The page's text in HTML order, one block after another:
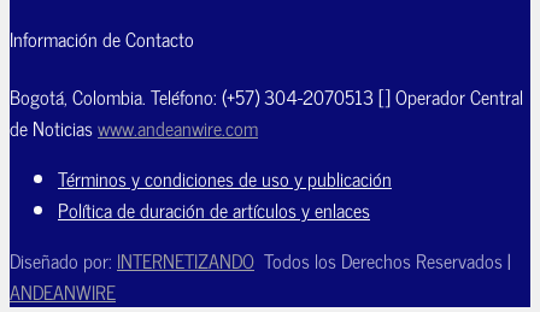
Información de Contacto
Bogotá, Colombia. Teléfono: (+57) 304-2070513 [] Operador Central
de Noticiaswww.andeanwire.com
Términos y condiciones de uso y publicación
Política de duración de artículos y enlaces
Diseñado por: INTERNETIZANDO Todos los Derechos Reservados |
ANDEANWIRE